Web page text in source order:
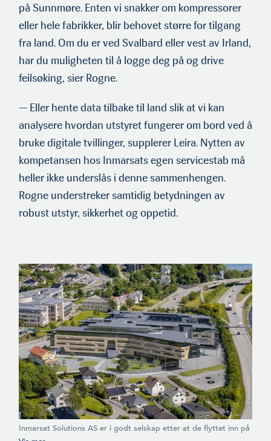
på Sunnmøre. Enten vi snakker om kompressorer
eller hele fabrikker, blir behovet større for tilgang
fra land. Om du er ved Svalbard eller vest av Irland,
har du muligheten til å logge deg på og drive
feilsøking, sier Rogne.
— Eller hente data tilbake til land slik at vi kan
analysere hvordan utstyret fungerer om bord ved å
bruke digitale tvilling­er, supplerer Leira. Nytten av
kompetansen hos Inmarsats egen servicestab må
heller ikke underslås i denne sammenhengen.
Rogne understreker samtidig betydningen av
robust utstyr, sikkerhet og oppetid.
Inmarsat Solutions AS er i godt selskap etter at de flyttet inn på